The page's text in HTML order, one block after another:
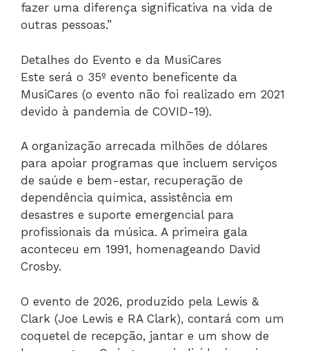
fazer uma diferença significativa na vida de
outras pessoas.”
Detalhes do Evento e da MusiCares
Este será o 35º evento beneficente da
MusiCares (o evento não foi realizado em 2021
devido à pandemia de COVID-19).
A organização arrecada milhões de dólares
para apoiar programas que incluem serviços
de saúde e bem-estar, recuperação de
dependência química, assistência em
desastres e suporte emergencial para
profissionais da música. A primeira gala
aconteceu em 1991, homenageando David
Crosby.
O evento de 2026, produzido pela Lewis &
Clark (Joe Lewis e RA Clark), contará com um
coquetel de recepção, jantar e um show de